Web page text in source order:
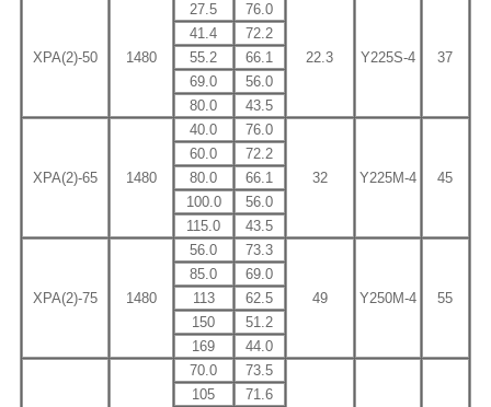
XPA(2)-50 1480
27.5 76.0
22.3 Y225S-4 37
41.4
72.2
55.2
66.1
69.0
56.0
80.0
43.5
XPA(2)-65 1480
40.0 76.0
32 Y225M-4 45
60.0
72.2
80.0
66.1
100.0
56.0
115.0
43.5
XPA(2)-75 1480
56.0 73.3
49 Y250M-4 55
85.0
69.0
113
62.5
150
51.2
169
44.0
70.0 73.5
105
71.6